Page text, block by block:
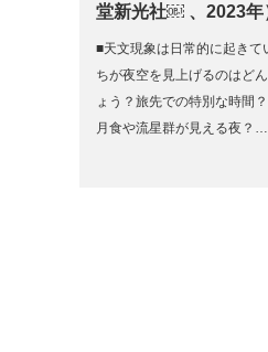
堂新光社￼ 、2023年
■天文現象は日常的に起き
ちが夜空を見上げるのはど
ょう？旅先での特別な時間
月食や流星群が見える夜？…